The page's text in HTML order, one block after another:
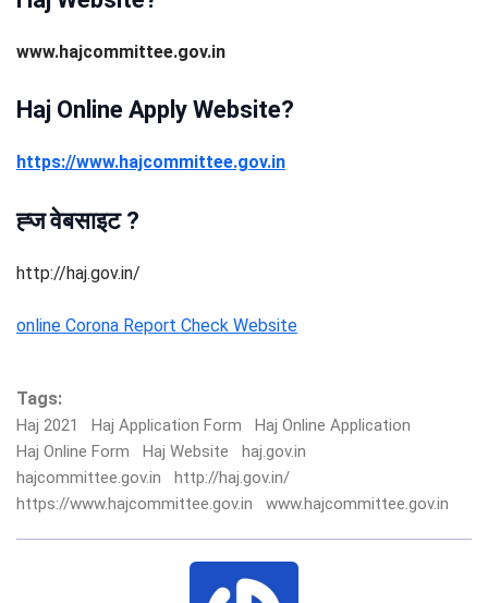
www.hajcommittee.gov.in
Haj Online Apply Website?
https://www.hajcommittee.gov.in
ह्ज वेबसाइट ?
http://haj.gov.in/
online Corona Report Check Website
Tags:
Haj 2021 Haj Application Form
Haj Online Application
Haj Online Form
Haj Website
haj.gov.in
hajcommittee.gov.in
http://haj.gov.in/
https://www.hajcommittee.gov.in
www.hajcommittee.gov.in